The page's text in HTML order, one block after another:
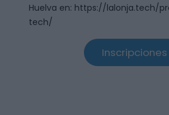
Huelva en: https://lalonja.tech/
tech/
Inscripciones